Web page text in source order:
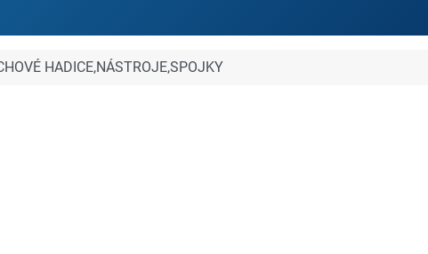
HADICE,NÁSTROJE,SPOJKY